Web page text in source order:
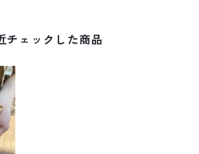
チェックした商品